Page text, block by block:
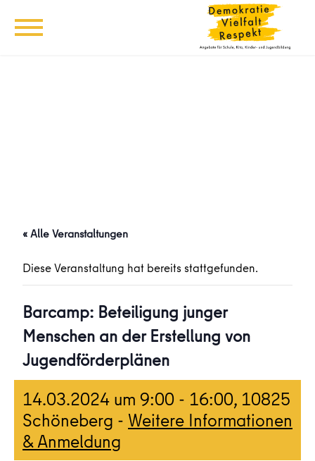
« Alle Veranstaltungen
Diese Veranstaltung hat bereits stattgefunden.
Barcamp: Beteiligung junger
Menschen an der Erstellung von
Jugendförderplänen
14.03.2024 um 9:00 - 16:00, 10825
Schöneberg - Weitere Informationen
& Anmeldung